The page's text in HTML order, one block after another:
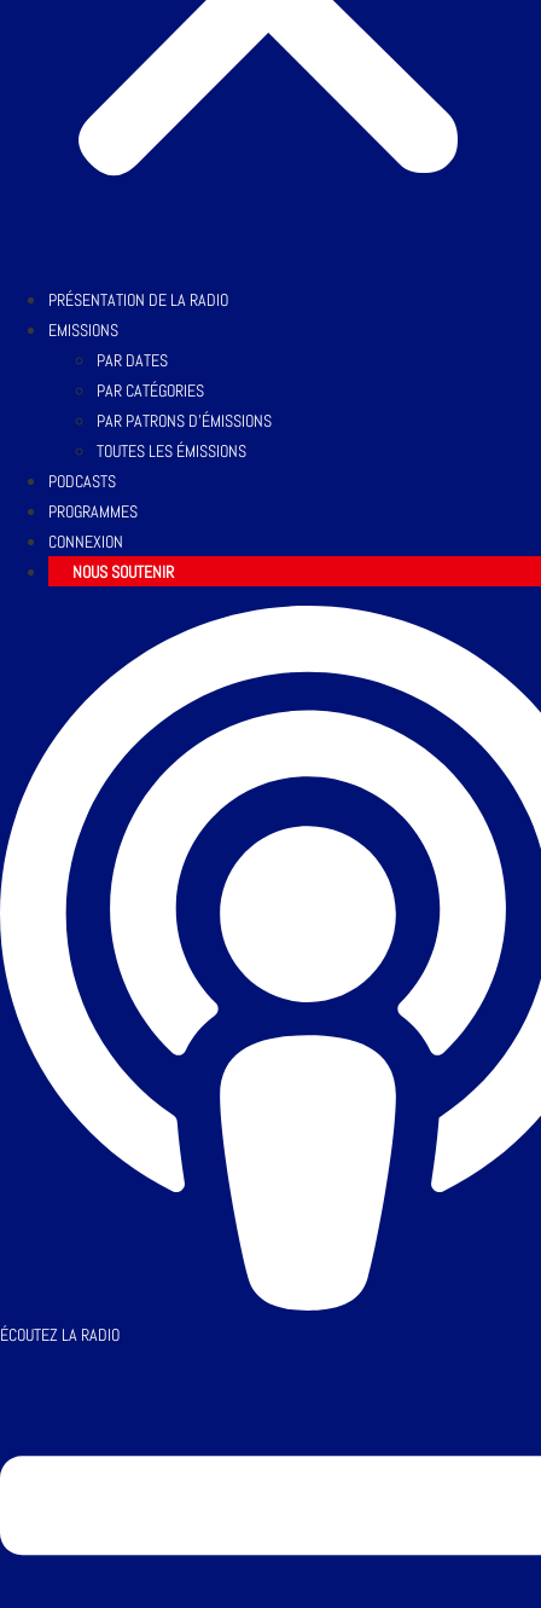
PRÉSENTATION DE LA RADIO
EMISSIONS
PAR DATES
PAR CATÉGORIES
PAR PATRONS D’ÉMISSIONS
TOUTES LES ÉMISSIONS
PODCASTS
PROGRAMMES
CONNEXION
NOUS SOUTENIR
ÉCOUTEZ LA RADIO